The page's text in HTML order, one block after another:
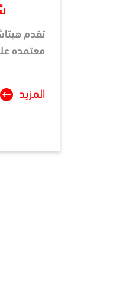
تقدم
معتمده
المزيد